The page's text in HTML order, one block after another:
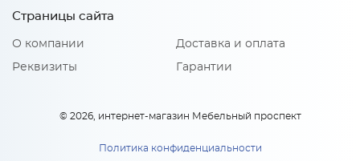
Материал
Количество упаковок: 2
Направляющие: Шариковые
Страницы сайта
О компании
Реквизиты
Доставка и оплата
Гарантии
© 2026, интернет-магазин Мебельный проспект
Политика конфиденциальности